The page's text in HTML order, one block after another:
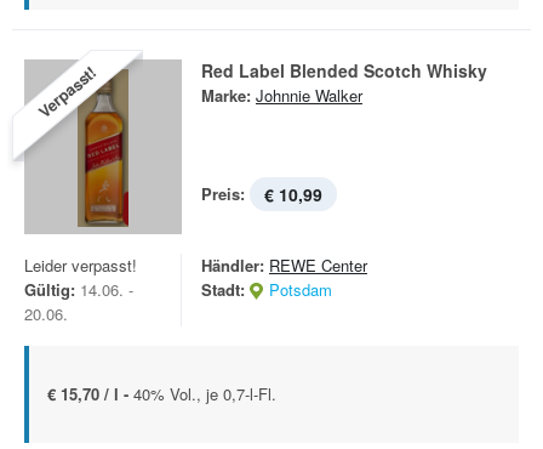
Verpasst! Red Label Blended Scotch Whisky
Marke: Johnnie Walker
Preis: € 10,99
Leider verpasst!
Gültig: 14.06. -
20.06.
Händler: REWE Center
Stadt:
Potsdam
€ 15,70 / l - 40% Vol., je 0,7-l-Fl.